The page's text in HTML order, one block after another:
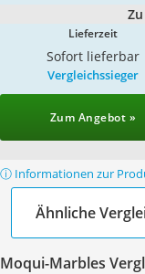
Lieferzeit
Sofort lieferbar
Vergleichssieger
Zum Angebot »
ⓘ Informationen zur
Ähnliche
Moqui-Marbles